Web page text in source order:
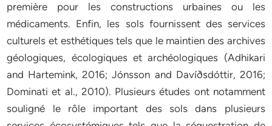
première pour les constructions urbaines ou les
médicaments. Enfin, les sols fournissent des services
culturels et esthétiques tels que le maintien des archives
géologiques, écologiques et archéologiques (Adhikari
and Hartemink, 2016; Jónsson and Davíðsdóttir, 2016;
Dominati et al., 2010). Plusieurs études ont notamment
souligné le rôle important des sols dans plusieurs